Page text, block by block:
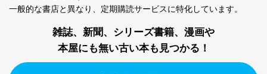
一般的な書店と異なり、 定期購読サービスに特化しています。
雑誌、新聞、シリーズ書籍、漫画や
本屋にも無い古い本も見つかる！